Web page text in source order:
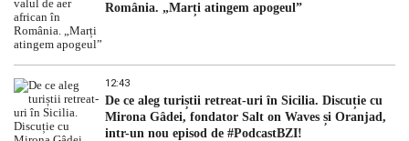
România. „Marți atingem apogeul”
12:43
De ce aleg turiștii retreat-uri în Sicilia. Discuție cu
Mirona Gâdei, fondator Salt on Waves și Oranjad,
intr-un nou episod de #PodcastBZI!